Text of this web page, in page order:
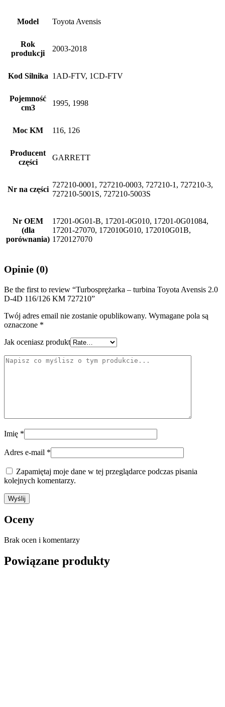
Model Toyota Avensis
Rok
produkcji
2003-2018
Kod Silnika 1AD-FTV, 1CD-FTV
Pojemność
cm3
1995, 1998
Moc KM 116, 126
Producent
części
GARRETT
Nr na części
727210-0001, 727210-0003, 727210-1, 727210-3,
727210-5001S, 727210-5003S
Nr OEM
(dla
porównania)
17201-0G01-B, 17201-0G010, 17201-0G01084,
17201-27070, 172010G010, 172010G01B,
1720127070
Opinie (0)
Be the first to review “Turbosprężarka – turbina Toyota Avensis 2.0
D-4D 116/126 KM 727210”
Twój adres email nie zostanie opublikowany. Wymagane pola są
oznaczone *
Jak oceniasz produkt
Imię *
Adres e-mail *
Zapamiętaj moje dane w tej przeglądarce podczas pisania
kolejnych komentarzy.
Oceny
Brak ocen i komentarzy
Powiązane produkty